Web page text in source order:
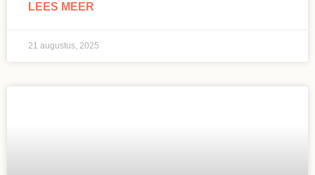
LEES MEER
21 augustus, 2025